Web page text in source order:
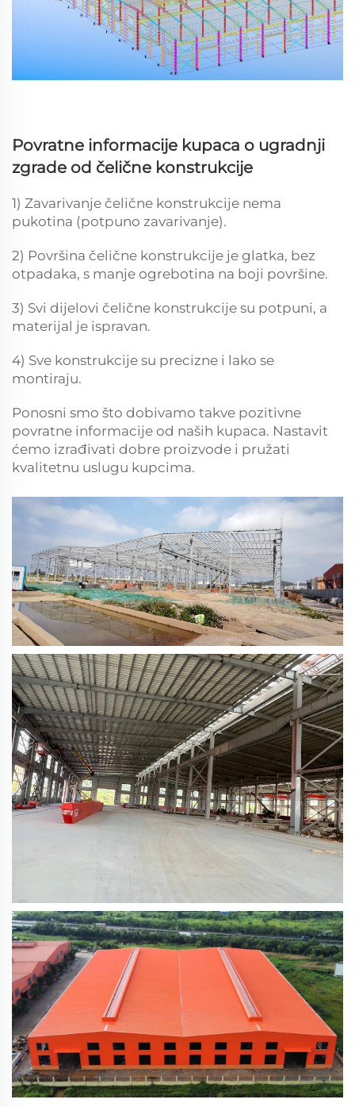
Povratne informacije kupaca o ugradnji
zgrade od čelične konstrukcije
1) Zavarivanje čelične konstrukcije nema
pukotina (potpuno zavarivanje).
2) Površina čelične konstrukcije je glatka, bez
otpadaka, s manje ogrebotina na boji površine.
3) Svi dijelovi čelične konstrukcije su potpuni, a
materijal je ispravan.
4) Sve konstrukcije su precizne i lako se
montiraju.
Ponosni smo što dobivamo takve pozitivne
povratne informacije od naših kupaca. Nastavit
ćemo izrađivati dobre proizvode i pružati
kvalitetnu uslugu kupcima.